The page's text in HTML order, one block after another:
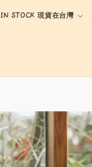
IN STOCK 現貨在台灣